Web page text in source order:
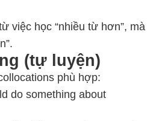
việc học “nhiều từ hơn”, mà
(tự luyện)
phù hợp:
do something about